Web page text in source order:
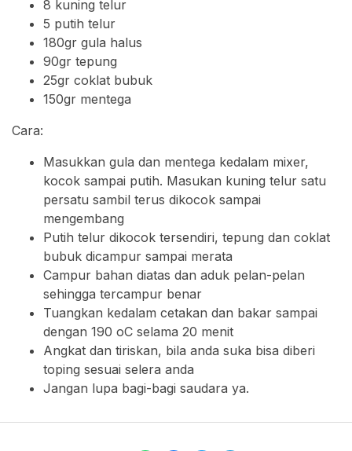
8 kuning telur
5 putih telur
180gr gula halus
90gr tepung
25gr coklat bubuk
150gr mentega
Cara:
Masukkan gula dan mentega kedalam mixer,
kocok sampai putih. Masukan kuning telur satu
persatu sambil terus dikocok sampai
mengembang
Putih telur dikocok tersendiri, tepung dan coklat
bubuk dicampur sampai merata
Campur bahan diatas dan aduk pelan-pelan
sehingga tercampur benar
Tuangkan kedalam cetakan dan bakar sampai
dengan 190 oC selama 20 menit
Angkat dan tiriskan, bila anda suka bisa diberi
toping sesuai selera anda
Jangan lupa bagi-bagi saudara ya.